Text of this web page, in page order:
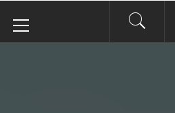
principal